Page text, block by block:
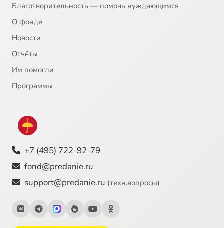
Благотворительность — помочь нуждающимся
О фонде
Новости
Отчёты
Им помогли
Программы
+7 (495) 722-92-79
fond@predanie.ru
support@predanie.ru (техн.вопросы)